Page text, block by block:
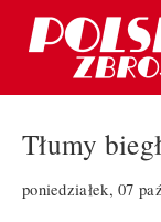
Tłumy
poniedziałek, 07